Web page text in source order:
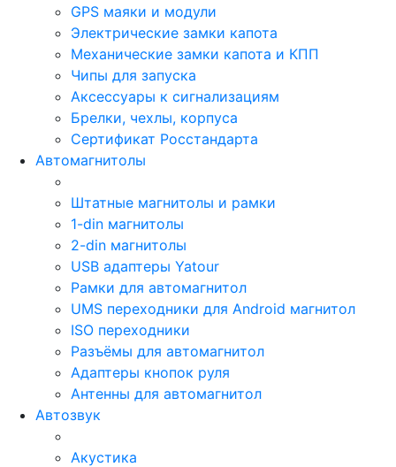
GPS маяки и модули
Электрические замки капота
Механические замки капота и КПП
Чипы для запуска
Аксессуары к сигнализациям
Брелки, чехлы, корпуса
Сертификат Росстандарта
Автомагнитолы
Штатные магнитолы и рамки
1-din магнитолы
2-din магнитолы
USB адаптеры Yatour
Рамки для автомагнитол
UMS переходники для Android магнитол
ISO переходники
Разъёмы для автомагнитол
Адаптеры кнопок руля
Антенны для автомагнитол
Автозвук
Акустика